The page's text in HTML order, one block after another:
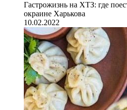
Гастрожизнь на ХТЗ: где
окраине Харькова
10.02.2022